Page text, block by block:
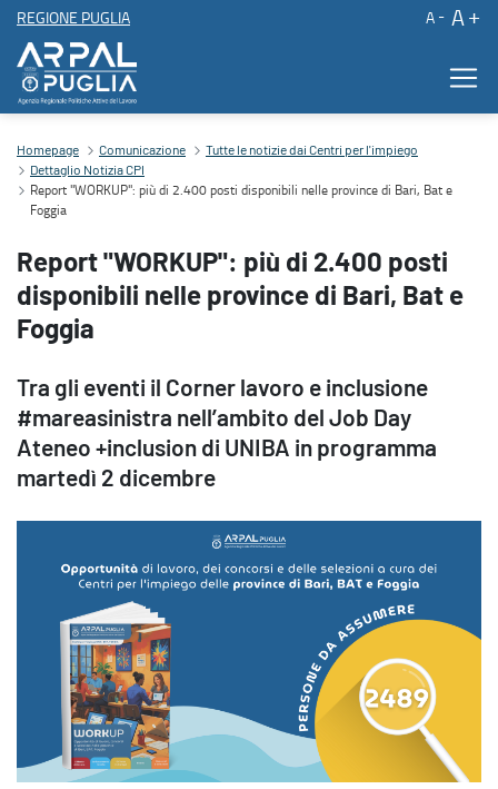
REGIONE PUGLIA A A
Report "WORKUP": più di 2.400 posti disponibili nelle province di
Homepage Comunicazione
Tutte le notizie dai Centri per l'impiego
Dettaglio Notizia CPI
Report "WORKUP": più di 2.400 posti disponibili nelle province di Bari, Bat e
Foggia
Report "WORKUP": più di 2.400 posti
disponibili nelle province di Bari, Bat e
Foggia
Tra gli eventi il Corner lavoro e inclusione
#mareasinistra nell’ambito del Job Day
Ateneo +inclusion di UNIBA in programma
martedì 2 dicembre